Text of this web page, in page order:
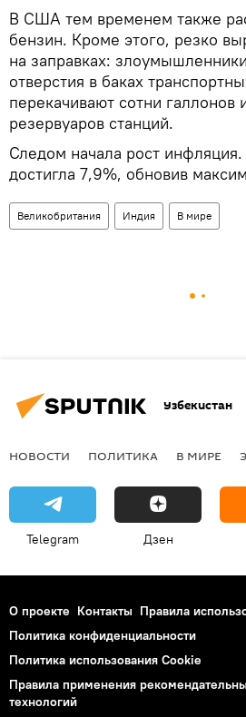
В США тем временем также
бензин. Кроме этого, резко
на заправках:
отверстия в баках
перекачивают сотни галлонов
резервуаров станций.
Следом начала рост
достигла 7,9%, обновив
Великобритания Индия В мире
Узбекистан
НОВОСТИ ПОЛИТИКА В МИРЕ
Telegram Дзен
О проекте Контакты Правила
Политика конфиденциальности
Политика использования Cookie
Правила применения
технологий